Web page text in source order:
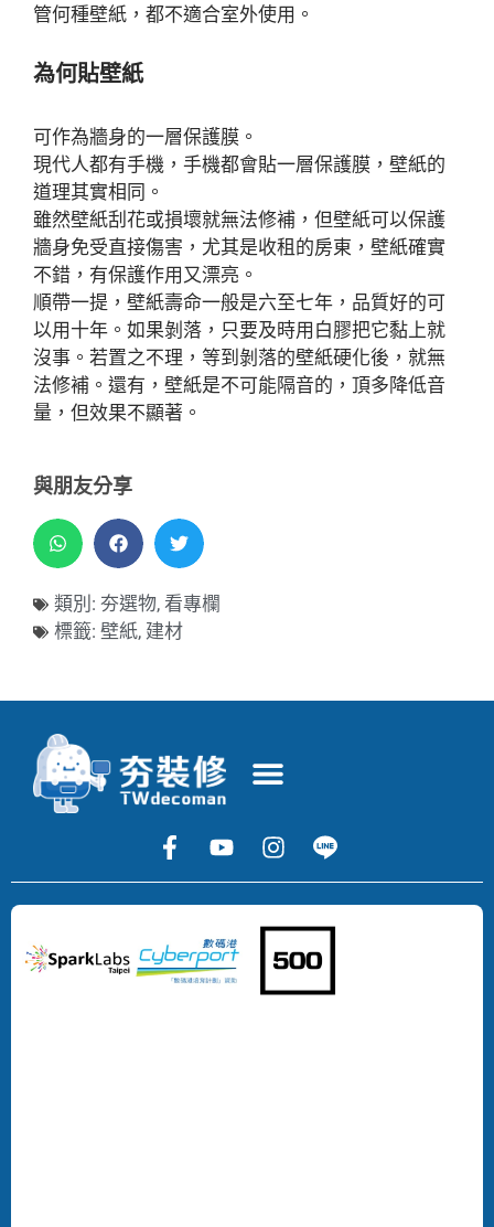
管何種壁紙，都不適合室外使用。
為何貼壁紙
可作為牆身的一層保護膜。
現代人都有手機，手機都會貼一層保護膜，壁紙的
道理其實相同。
雖然壁紙刮花或損壞就無法修補，但壁紙可以保護
牆身免受直接傷害，尤其是收租的房東，壁紙確實
不錯，有保護作用又漂亮。
順帶一提，壁紙壽命一般是六至七年，品質好的可
以用十年。如果剝落，只要及時用白膠把它黏上就
沒事。若置之不理，等到剝落的壁紙硬化後，就無
法修補。還有，壁紙是不可能隔音的，頂多降低音
量，但效果不顯著。
與朋友分享
類別: 夯選物, 看專欄
標籤: 壁紙, 建材
Copyright
2024
DECOMAN